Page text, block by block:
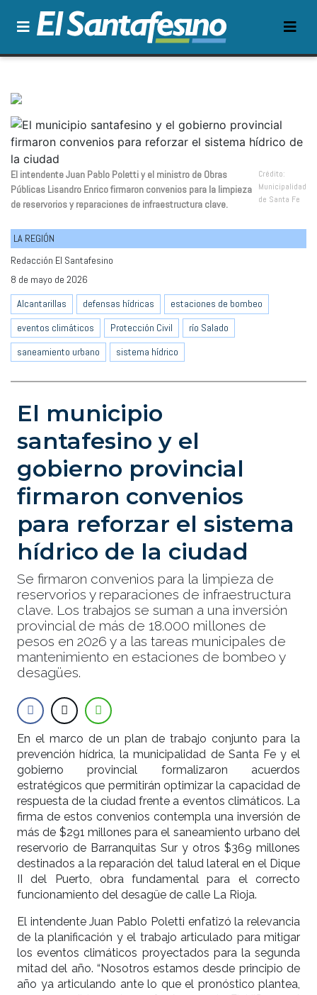
El intendente Juan Pablo Poletti y el ministro de Obras
Públicas Lisandro Enrico firmaron convenios para la limpieza
de reservorios y reparaciones de infraestructura clave.
Crédito:
Municipalidad
de Santa Fe
LA REGIÓN
Redacción El Santafesino
8 de mayo de 2026
Alcantarillas
defensas hídricas
estaciones de bombeo
eventos climáticos
Protección Civil
río Salado
saneamiento urbano
sistema hídrico
El municipio
santafesino y el
gobierno provincial
firmaron convenios
para reforzar el sistema
hídrico de la ciudad
Se firmaron convenios para la limpieza de
reservorios y reparaciones de infraestructura
clave. Los trabajos se suman a una inversión
provincial de más de 18.000 millones de
pesos en 2026 y a las tareas municipales de
mantenimiento en estaciones de bombeo y
desagües.
En el marco de un plan de trabajo conjunto para la
prevención hídrica, la municipalidad de Santa Fe y el
gobierno provincial formalizaron acuerdos
estratégicos que permitirán optimizar la capacidad de
respuesta de la ciudad frente a eventos climáticos. La
firma de estos convenios contempla una inversión de
más de $291 millones para el saneamiento urbano del
reservorio de Barranquitas Sur y otros $369 millones
destinados a la reparación del talud lateral en el Dique
II del Puerto, obra fundamental para el correcto
funcionamiento del desagüe de calle La Rioja.
El intendente Juan Pablo Poletti enfatizó la relevancia
de la planificación y el trabajo articulado para mitigar
los eventos climáticos proyectados para la segunda
mitad del año. “Nosotros estamos desde principio de
año ya articulando ante lo que el pronóstico plantea,